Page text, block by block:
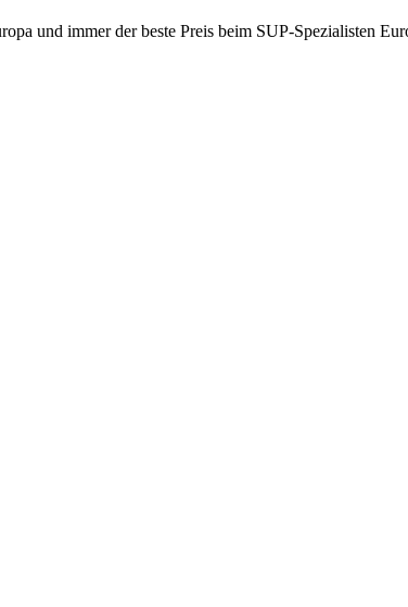
und immer der beste Preis beim SUP-Spezialisten